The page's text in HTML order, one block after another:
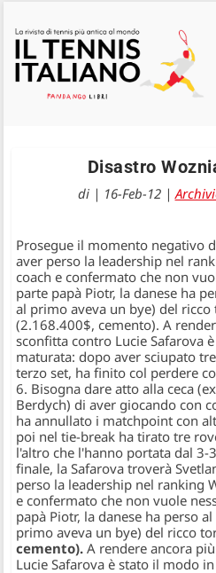
Disastro
di | 16-Feb-12|
Prosegue il momento negativo
aver perso la leadership nel
coach e confermato che non
parte papà Piotr, la danese ha
al primo aveva un bye) del
(2.168.400$, cemento). A
sconfitta contro Lucie Safarova
maturata: dopo aver sciupato
terzo set, ha finito col perdere
6. Bisogna dare atto alla ceca
Berdych) di aver giocando con
ha annullato i matchpoint con
poi nel tie-break ha tirato tre
l'altro che l'hanno portata dal 3-
finale, la Safarova troverà
perso la leadership nel ranking
e confermato che non vuole
papà Piotr, la danese ha perso
primo aveva un bye) del ricco
cemento). A rendere ancora
Lucie Safarova è stato il modo